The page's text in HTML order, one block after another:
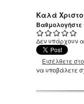
Καλά
Βαθμολογήστε
Δεν υπάρχουν
Εισέλθετε
να υποβάλετε